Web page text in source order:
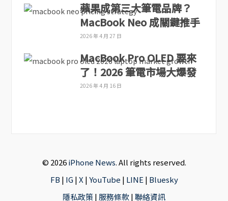
蘋果成第三大筆電品牌？
MacBook Neo 成關鍵推手
2026 年 4 月 27 日
MacBook Pro OLED 要來
了！2026 筆電市場大爆發
2026 年 4 月 16 日
© 2026iPhone News. All rights reserved.
FB | IG|X|YouTube | LINE| Bluesky
隱私政策|服務條款|聯絡資訊